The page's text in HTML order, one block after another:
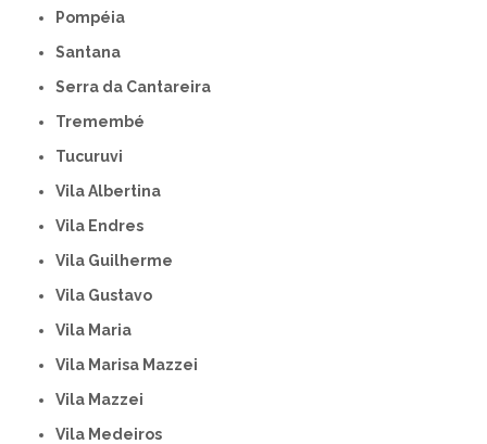
Pompéia
Santana
Serra da Cantareira
Tremembé
Tucuruvi
Vila Albertina
Vila Endres
Vila Guilherme
Vila Gustavo
Vila Maria
Vila Marisa Mazzei
Vila Mazzei
Vila Medeiros